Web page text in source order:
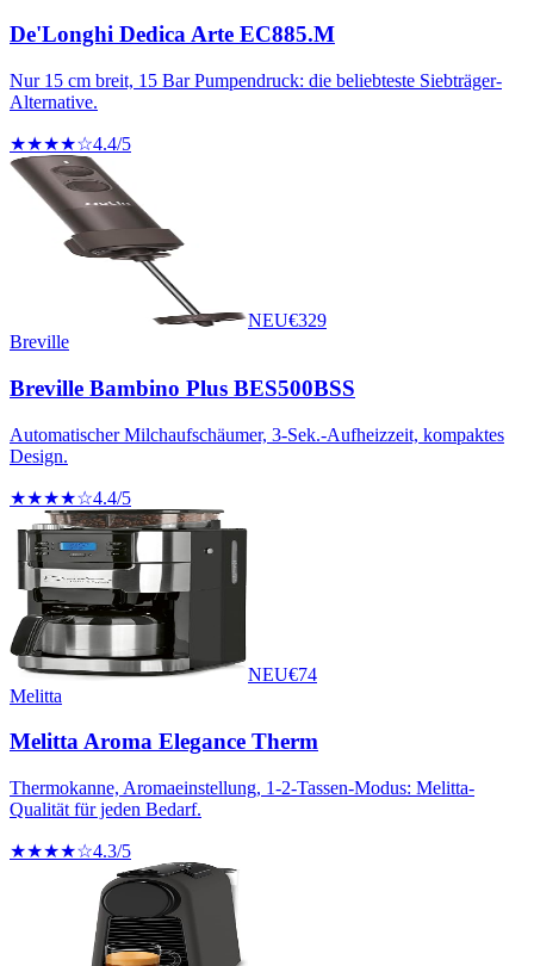
De'Longhi Dedica Arte EC885.M
Nur 15 cm breit, 15 Bar Pumpendruck: die beliebteste Siebträger-
Alternative.
★★★★☆4.4/5
NEU€329
Breville
Breville Bambino Plus BES500BSS
Automatischer Milchaufschäumer, 3-Sek.-Aufheizzeit, kompaktes
Design.
★★★★☆4.4/5
NEU€74
Melitta
Melitta Aroma Elegance Therm
Thermokanne, Aromaeinstellung, 1-2-Tassen-Modus: Melitta-
Qualität für jeden Bedarf.
★★★★☆4.3/5